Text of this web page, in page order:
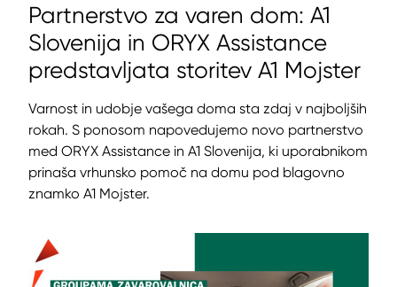
Partnerstvo za varen dom: A1
Slovenija in ORYX Assistance
predstavljata storitev A1 Mojster
Varnost in udobje vašega doma sta zdaj v najboljših
rokah. S ponosom napovedujemo novo partnerstvo
med ORYX Assistance in A1 Slovenija, ki uporabnikom
prinaša vrhunsko pomoč na domu pod blagovno
znamko A1 Mojster.